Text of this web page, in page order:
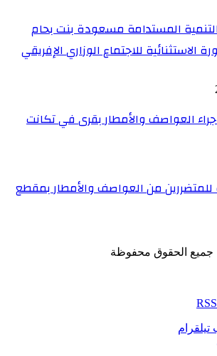
المستدامة مسعودة بنت بحام
الاستثنائية للاجتماع الوزاري الإفريقي
جراء العواصف والأمطار بقرى في تكانت
للمتضررين من العواصف والأمطار بمقطع
تيلقرام